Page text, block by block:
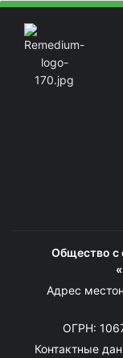
Общество с
Адрес
ОГРН:
Контактные